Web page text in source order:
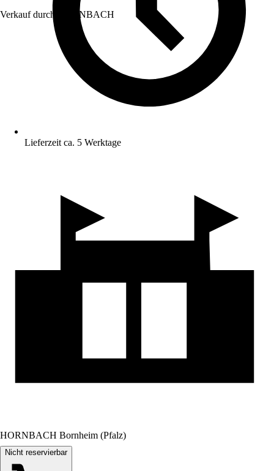
Verkauf durch: HORNBACH
Lieferzeit ca. 5 Werktage
HORNBACH Bornheim (Pfalz)
Nicht reservierbar